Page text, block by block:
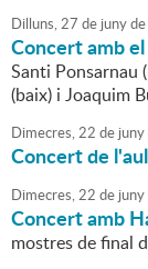
Dilluns,27 de junyde
Concert amb
Santi Ponsarnau
(baix) i Joaquim
Dimecres,22 de juny
Concert de
Dimecres,22 de juny
Concert amb
mostres de final